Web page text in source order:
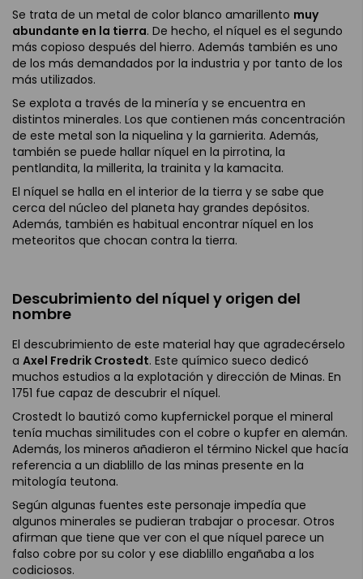
Se trata de un metal de color blanco amarillento muy
abundante en la tierra. De hecho, el níquel es el segundo
más copioso después del hierro. Además también es uno
de los más demandados por la industria y por tanto de los
más utilizados.
Se explota a través de la minería y se encuentra en
distintos minerales. Los que contienen más concentración
de este metal son la niquelina y la garnierita. Además,
también se puede hallar níquel en la pirrotina, la
pentlandita, la millerita, la trainita y la kamacita.
El níquel se halla en el interior de la tierra y se sabe que
cerca del núcleo del planeta hay grandes depósitos.
Además, también es habitual encontrar níquel en los
meteoritos que chocan contra la tierra.
Descubrimiento del níquel y origen del
nombre
El descubrimiento de este material hay que agradecérselo
a Axel Fredrik Crostedt. Este químico sueco dedicó
muchos estudios a la explotación y dirección de Minas. En
1751 fue capaz de descubrir el níquel.
Crostedt lo bautizó como kupfernickel porque el mineral
tenía muchas similitudes con el cobre o kupfer en alemán.
Además, los mineros añadieron el término Nickel que hacía
referencia a un diablillo de las minas presente en la
mitología teutona.
Según algunas fuentes este personaje impedía que
algunos minerales se pudieran trabajar o procesar. Otros
afirman que tiene que ver con el que níquel parece un
falso cobre por su color y ese diablillo engañaba a los
codiciosos.